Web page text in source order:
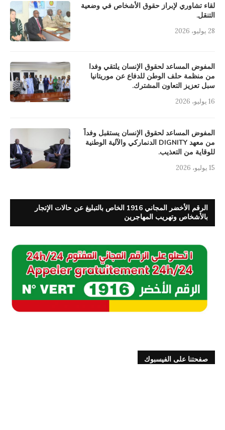
لقاء تشاوري لإبراز حقوق الأشخاص في وضعية
التنقل.
28 يوليو، 2026
المفوض المساعد لحقوق الإنسان يلتقي وفدا
من منظمة حلف الوطن للدفاع عن موريتانيا
سبل تعزيز التعاون المشترك.
16 يوليو، 2026
المفوض المساعد لحقوق الإنسان يستقبل وفداً
من معهد DIGNITY الدنماركي والآلية الوطنية
للوقاية من التعذيب.
15 يوليو، 2026
الرقم الأخضر المجاني 1916 الخاص بالتبليغ عن حالات الإتجار
بالأشخاص وتهريب المهاجرين
صفحتنا على الفيسبوك